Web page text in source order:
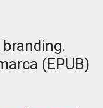
(EPUB)